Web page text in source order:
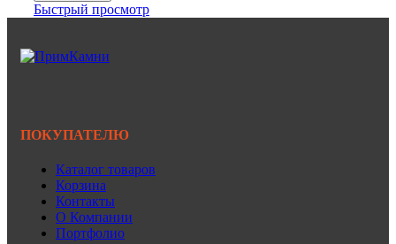
Быстрый просмотр
ПОКУПАТЕЛЮ
Каталог товаров
Корзина
Контакты
О Компании
Портфолио